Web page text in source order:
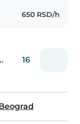
650 RSD/h
16